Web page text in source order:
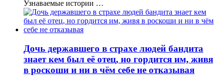
Узнаваемые истории …
Дочь державшего в страхе людей бандита
знает кем был её отец, но гордится им, живя
в роскоши и ни в чём себе не отказывая